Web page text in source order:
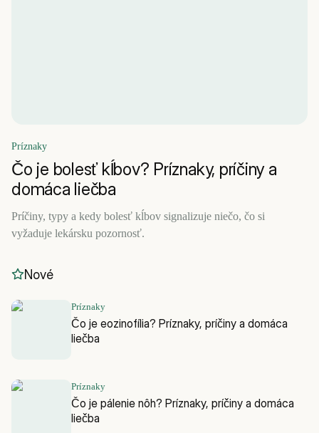
Príznaky
Čo je bolesť kĺbov? Príznaky, príčiny a
domáca liečba
Príčiny, typy a kedy bolesť kĺbov signalizuje niečo, čo si
vyžaduje lekársku pozornosť.
Nové
Príznaky
Čo je eozinofília? Príznaky, príčiny a domáca
liečba
Príznaky
Čo je pálenie nôh? Príznaky, príčiny a domáca
liečba